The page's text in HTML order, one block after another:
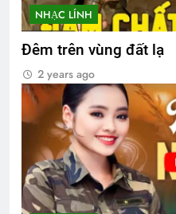
NHẠC LÍNH
Đêm trên vùng đất lạ
2 years ago